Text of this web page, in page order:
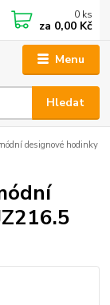
Menu
Hledat
0 ks
za 0,00 Kč
designové hodinky